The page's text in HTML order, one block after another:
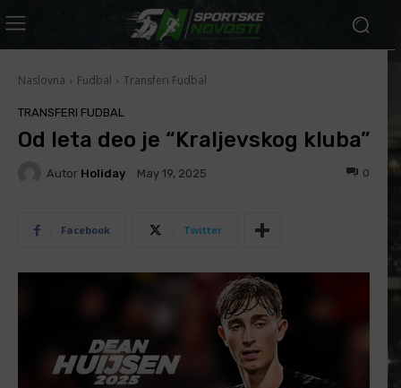
Naslovna Fudbal Transferi Fudbal
TRANSFERI FUDBAL
Od leta deo je “Kraljevskog kluba”
Autor Holiday May 19, 2025 0
Facebook Twitter